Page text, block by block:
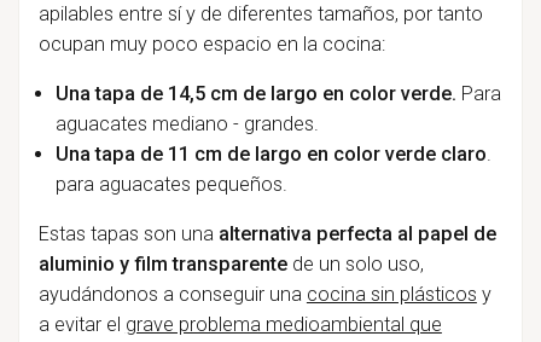
apilables entre sí y de diferentes tamaños, por tanto
ocupan muy poco espacio en la cocina:
Una tapa de 14,5 cm de largo en color verde. Para
aguacates mediano - grandes.
Una tapa de 11 cm de largo en color verde claro.
para aguacates pequeños.
Estas tapas son una alternativa perfecta al papel de
aluminio y film transparentede un solo uso,
ayudándonos a conseguir una cocina sin plásticos y
a evitar el grave problema medioambiental que